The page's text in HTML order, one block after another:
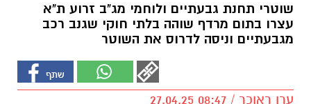
שוטרי תחנת גבעתיים ולוחמי מג"ב זרוע ת"א
עצרו בתום מרדף שוהה בלתי חוקי שגנב רכב
מגבעתיים וניסה לדרוס את השוטר
ערן ראוכר / 08:47 27.04.25